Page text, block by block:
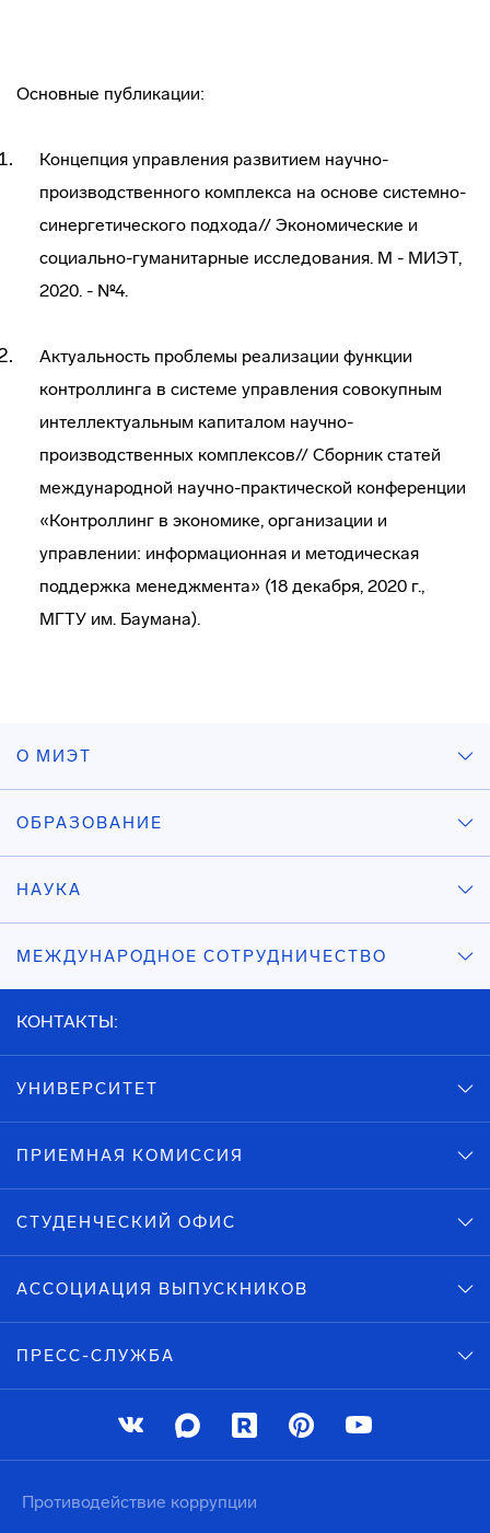
Основные публикации:
Концепция управления развитием научно-
производственного комплекса на основе системно-
синергетического подхода// Экономические и
социально-гуманитарные исследования. М - МИЭТ,
2020. - №4.
Актуальность проблемы реализации функции
контроллинга в системе управления совокупным
интеллектуальным капиталом научно-
производственных комплексов// Сборник статей
международной научно-практической конференции
«Контроллинг в экономике, организации и
управлении: информационная и методическая
поддержка менеджмента» (18 декабря, 2020 г.,
МГТУ им. Баумана).
О МИЭТ
ОБРАЗОВАНИЕ
НАУКА
МЕЖДУНАРОДНОЕ СОТРУДНИЧЕСТВО
КОНТАКТЫ:
УНИВЕРСИТЕТ
ПРИЕМНАЯ КОМИССИЯ
СТУДЕНЧЕСКИЙ ОФИС
АССОЦИАЦИЯ ВЫПУСКНИКОВ
ПРЕСС-СЛУЖБА
Противодействие коррупции